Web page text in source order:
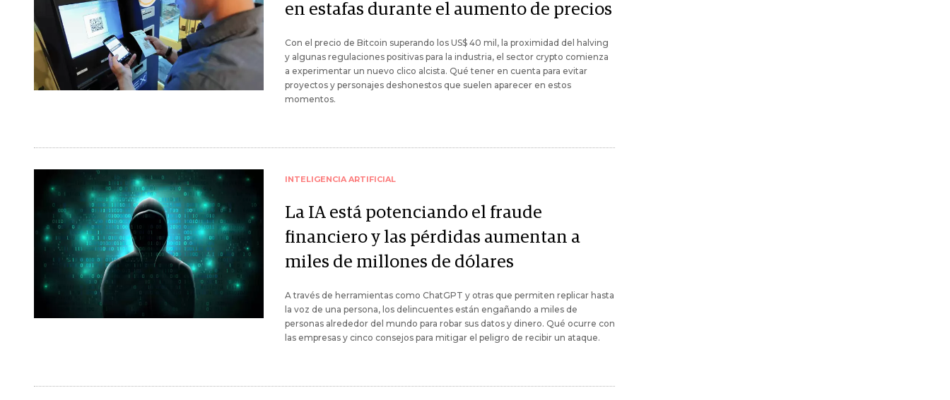
en estafas durante el aumento de precios
Con el precio de Bitcoin superando los US$ 40 mil, la proximidad del halving
y algunas regulaciones positivas para la industria, el sector crypto comienza
a experimentar un nuevo clico alcista. Qué tener en cuenta para evitar
proyectos y personajes deshonestos que suelen aparecer en estos
momentos.
INTELIGENCIA ARTIFICIAL
La IA está potenciando el fraude
financiero y las pérdidas aumentan a
miles de millones de dólares
A través de herramientas como ChatGPT y otras que permiten replicar hasta
la voz de una persona, los delincuentes están engañando a miles de
personas alrededor del mundo para robar sus datos y dinero. Qué ocurre con
las empresas y cinco consejos para mitigar el peligro de recibir un ataque.